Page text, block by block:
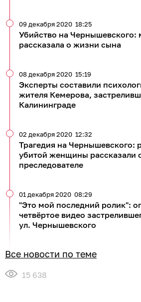
Убийство на Чернышевского:
рассказала о жизни сына
09 декабря 2020 18:25
Эксперты составили
жителя Кемерова,
Калининграде
08 декабря 2020 15:19
Трагедия на Чернышевского:
убитой женщины рассказали
преследователе
02 декабря 2020 12:32
"Это мой последний ролик":
четвёртое видео
ул. Чернышевского
01 декабря 2020 08:29
Все новости по теме
15 638